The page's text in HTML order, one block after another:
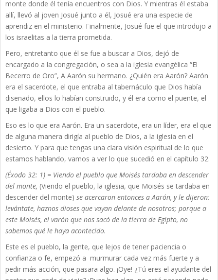
monte donde él tenía encuentros con Dios. Y mientras él estaba
allí, llevó al joven Josué junto a él, Josué era una especie de
aprendiz en el ministerio. Finalmente, Josué fue el que introdujo a
los israelitas a la tierra prometida.
Pero, entretanto que él se fue a buscar a Dios, dejó de
encargado a la congregación, o sea a la iglesia evangélica “El
Becerro de Oro”, A Aarón su hermano. ¿Quién era Aarón? Aarón
era el sacerdote, el que entraba al tabernáculo que Dios había
diseñado, ellos lo habían construido, y él era como el puente, el
que ligaba a Dios con el pueblo.
Eso es lo que era Aarón. Era un sacerdote, era un líder, era el que
de alguna manera dirigía al pueblo de Dios, a la iglesia en el
desierto. Y para que tengas una clara visión espiritual de lo que
estamos hablando, vamos a ver lo que sucedió en el capítulo 32.
(Éxodo 32: 1) = Viendo el pueblo que Moisés tardaba en descender
del monte, (Viendo el pueblo, la iglesia, que Moisés se tardaba en
descender del monte) se acercaron entonces a Aarón, y le dijeron:
levántate, haznos dioses que vayan delante de nosotros; porque a
este Moisés, el varón que nos sacó de la tierra de Egipto, no
sabemos qué le haya acontecido.
Este es el pueblo, la gente, que lejos de tener paciencia o
confianza o fe, empezó a murmurar cada vez más fuerte y a
pedir más acción, que pasara algo. ¡Oye! ¿Tú eres el ayudante del